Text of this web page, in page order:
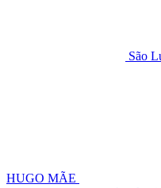
São
HUGO MÃE